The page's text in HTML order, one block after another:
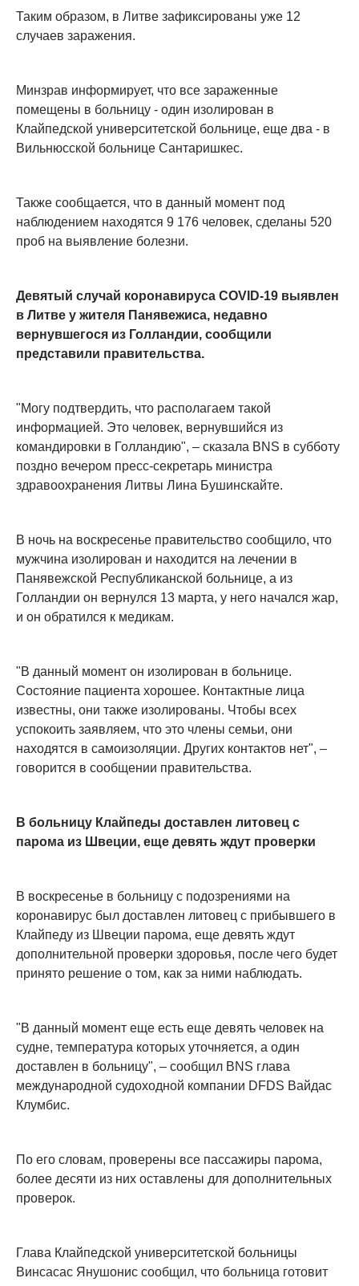
Таким образом, в Литве зафиксированы уже 12
случаев заражения.
Минзрав информирует, что все зараженные
помещены в больницу - один изолирован в
Клайпедской университетской больнице, еще два - в
Вильнюсской больнице Сантаришкес.
Также сообщается, что в данный момент под
наблюдением находятся 9 176 человек, сделаны 520
проб на выявление болезни.
Девятый случай коронавируса COVID-19 выявлен
в Литве у жителя Панявежиса, недавно
вернувшегося из Голландии, сообщили
представили правительства.
"Могу подтвердить, что располагаем такой
информацией. Это человек, вернувшийся из
командировки в Голландию", – сказала BNS в субботу
поздно вечером пресс-секретарь министра
здравоохранения Литвы Лина Бушинскайте.
В ночь на воскресенье правительство сообщило, что
мужчина изолирован и находится на лечении в
Панявежской Республиканской больнице, а из
Голландии он вернулся 13 марта, у него начался жар,
и он обратился к медикам.
"В данный момент он изолирован в больнице.
Состояние пациента хорошее. Контактные лица
известны, они также изолированы. Чтобы всех
успокоить заявляем, что это члены семьи, они
находятся в самоизоляции. Других контактов нет", –
говорится в сообщении правительства.
В больницу Клайпеды доставлен литовец с
парома из Швеции, еще девять ждут проверки
В воскресенье в больницу с подозрениями на
коронавирус был доставлен литовец с прибывшего в
Клайпеду из Швеции парома, еще девять ждут
дополнительной проверки здоровья, после чего будет
принято решение о том, как за ними наблюдать.
"В данный момент еще есть еще девять человек на
судне, температура которых уточняется, а один
доставлен в больницу", – сообщил BNS глава
международной судоходной компании DFDS Вайдас
Клумбис.
По его словам, проверены все пассажиры парома,
более десяти из них оставлены для дополнительных
проверок.
Глава Клайпедской университетской больницы
Винсасас Янушонис сообщил, что больница готовит